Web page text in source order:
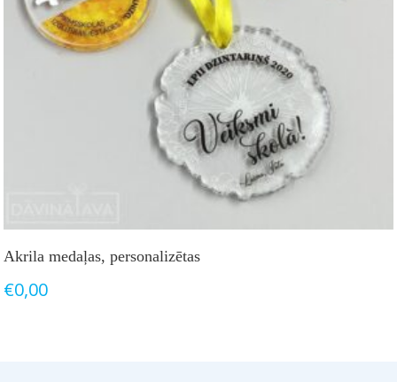
Akrila medaļas, personalizētas
€0,00